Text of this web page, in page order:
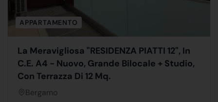
APPARTAMENTO
La Meravigliosa "RESIDENZA PIATTI 12", In
C.E. A4 - Nuovo, Grande Bilocale + Studio,
Con Terrazza Di 12 Mq.
Bergamo